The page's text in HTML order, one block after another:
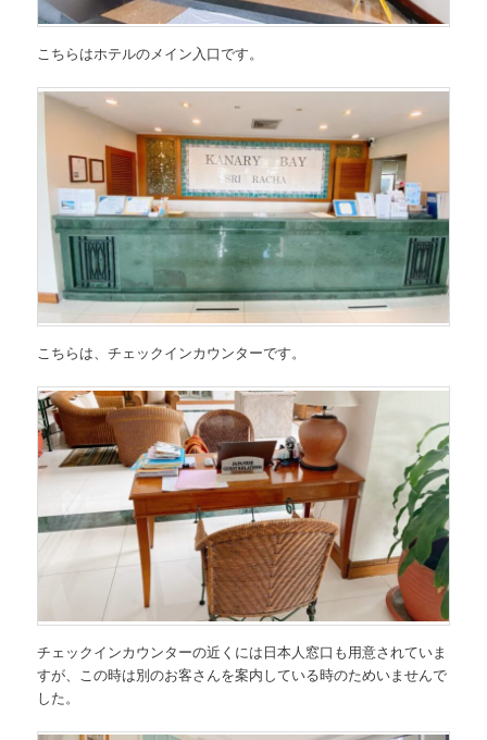
こちらはホテルのメイン入口です。
こちらは、チェックインカウンターです。
チェックインカウンターの近くには日本人窓口も用意されていま
すが、この時は別のお客さんを案内している時のためいませんで
した。